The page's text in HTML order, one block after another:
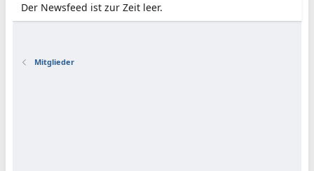
Der Newsfeed ist zur Zeit leer.
Mitglieder